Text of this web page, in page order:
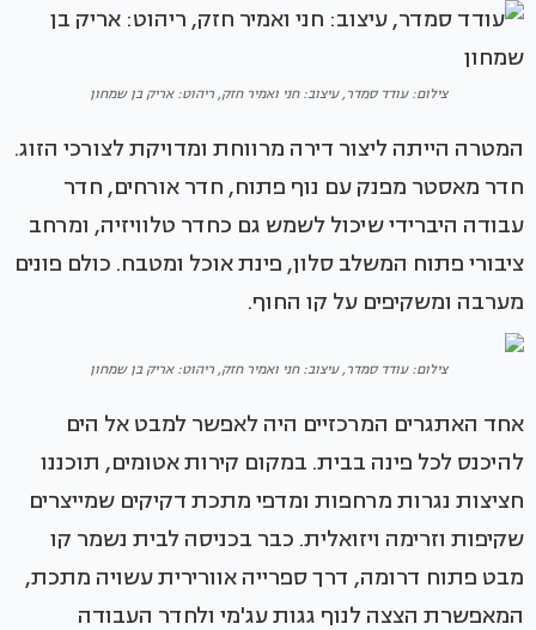
צילום: עודד סמדר, עיצוב: חני ואמיר חזק, ריהוט: אריק בן שמחון
המטרה הייתה ליצור דירה מרווחת ומדויקת לצורכי הזוג.
חדר מאסטר מפנק עם נוף פתוח, חדר אורחים, חדר
עבודה היברידי שיכול לשמש גם כחדר טלוויזיה, ומרחב
ציבורי פתוח המשלב סלון, פינת אוכל ומטבח. כולם פונים
מערבה ומשקיפים על קו החוף.
צילום: עודד סמדר, עיצוב: חני ואמיר חזק, ריהוט: אריק בן שמחון
אחד האתגרים המרכזיים היה לאפשר למבט אל הים
להיכנס לכל פינה בבית. במקום קירות אטומים, תוכננו
חציצות נגרות מרחפות ומדפי מתכת דקיקים שמייצרים
שקיפות וזרימה ויזואלית. כבר בכניסה לבית נשמר קו
מבט פתוח דרומה, דרך ספרייה אוורירית עשויה מתכת,
המאפשרת הצצה לנוף גגות עג'מי ולחדר העבודה